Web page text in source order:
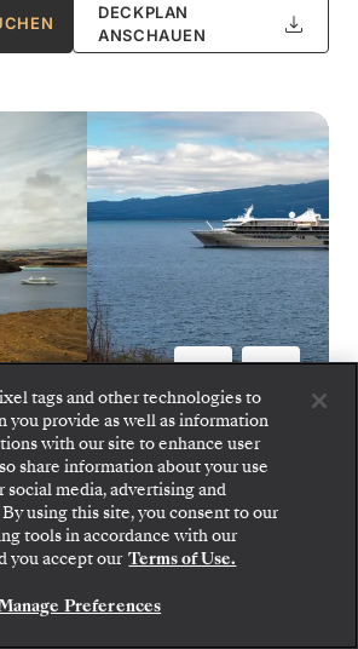
DECKPLAN
ANSCHAUEN
1 von
ORIGIN
Wählen Sie Ihre Suite und
und Inklusivleistungen, bevor
Reise sicher bestätigen.
BUCHEN SIE IHRE SUITE
tags and other technologies to
you provide as well as information
with our site to enhance user
share information about your use
media, advertising and
using this site, you consent to our
tools in accordance with our
you accept our Terms of Use.
Preferences